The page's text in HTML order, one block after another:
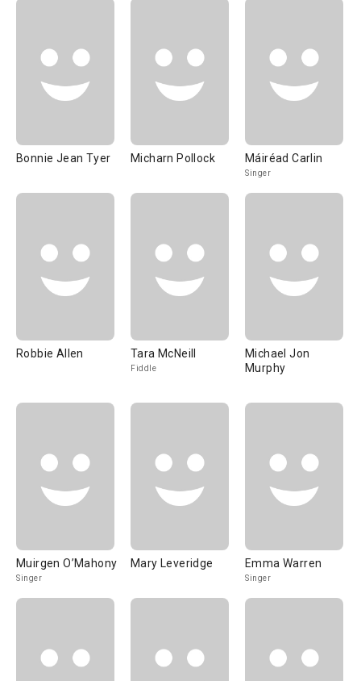
Bonnie Jean Tyer Micharn Pollock Máiréad Carlin
Singer
Robbie Allen Tara McNeill
Fiddle
Michael Jon
Murphy
Muirgen O’Mahony
Singer
Mary Leveridge Emma Warren
Singer